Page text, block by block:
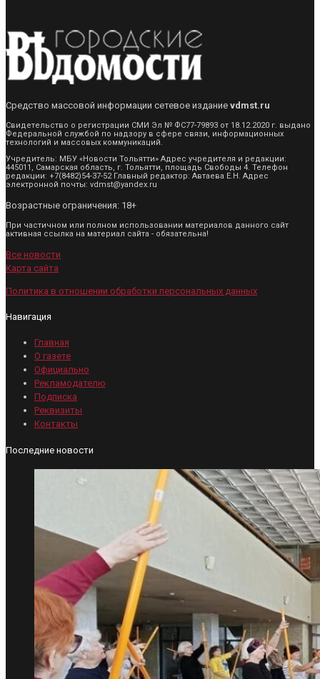
Средство массовой информации сетевое издание vdmst.ru
Свидетельство о регистрации СМИ Эл № ФС77-79893 от 18.12.2020 г. выдано
Федеральной службой по надзору в сфере связи, информационных
технологий и массовых коммуникаций.
Учредитель: МБУ «Новости Тольятти» Адрес учредителя и редакции:
445011, Самарская область, г. Тольятти, площадь Свободы 4. Телефон
редакции: +7(8482)54-37-52 Главный редактор: Автаева Е.Н. Адрес
электронной почты: vdmst@yandex.ru
Возрастные ограничения: 18+
При частичном или полном использовании материалов данного сайт
активная ссылка на материал сайта - обязательна!
Все новости
Карта сайта
Политика в отношении обработки персональных данных
Навигация
Главная
О газете
Официально
Рекламодателю
Подписка
Реквизиты
Контакты
Последние новости